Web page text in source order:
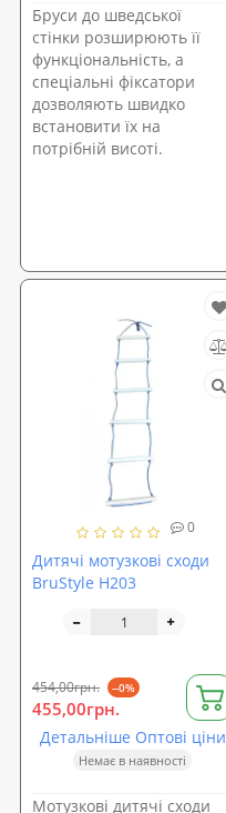
Бруси до шведської
стінки розширюють її
функціональність, а
спеціальні фіксатори
дозволяють швидко
встановити їх на
потрібній висоті.
0
Дитячі мотузкові сходи
BruStyle Н203
454,00грн. --0%
455,00грн.
Детальніше Оптові ціни
Немає в наявності
Мотузкові дитячі сходи